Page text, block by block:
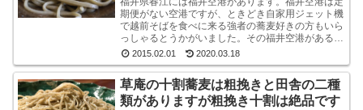
期便がない空港ですが、ときどき自家用ジェット機
で越前そばを食べに来る強者の蕎麦好きの方もいら
っしゃるとうかがいました。その福井空港がある春
江には、垣市（がいち）という小さなお蕎麦屋さん
2015.02.01 2020.03.18
草庵の十割蕎麦は粗挽きと田舎の二種
類がありますが粗挽き十割は絶品です